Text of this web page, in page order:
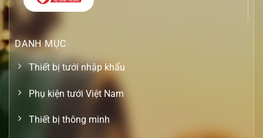
DANH MỤC
Thiết bị tưới nhập khẩu
Phụ kiện tưới Việt Nam
Thiết bị thông minh